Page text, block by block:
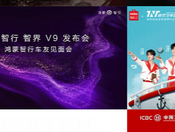
积极
广告
古风
商业
为吉列品牌GLT X AUDI联名活动提供音乐版
权